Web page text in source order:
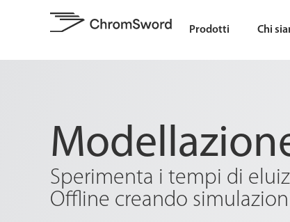
Prodotti Chi
Sperimenta i tempi di
Offline creando